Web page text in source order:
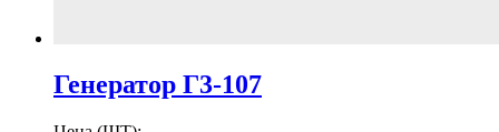
Генератор Г3-107